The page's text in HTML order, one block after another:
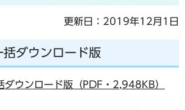
更新日：2019年12月1日
括ダウンロード版
ダウンロード版（PDF・2,948KB）